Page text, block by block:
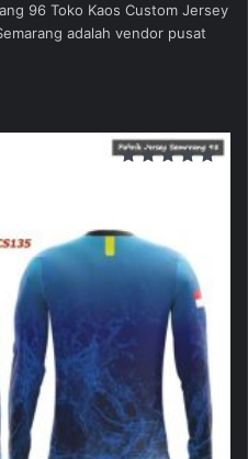
96 Toko Kaos Custom Jersey
adalah vendor pusat